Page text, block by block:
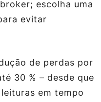
escolha uma
evitar
de perdas por
30 % – desde que
em tempo